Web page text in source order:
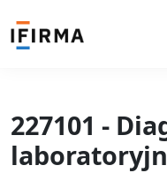
227101 -